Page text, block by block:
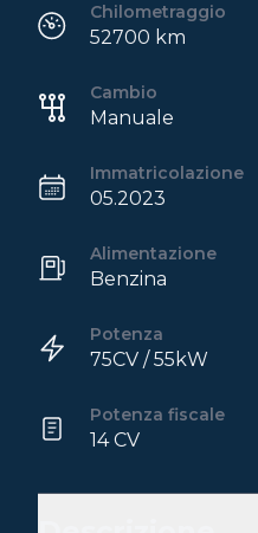
Chilometraggio
52700 km
Cambio
Manuale
Immatricolazione
05.2023
Alimentazione
Benzina
Potenza
75CV / 55kW
Potenza fiscale
14 CV